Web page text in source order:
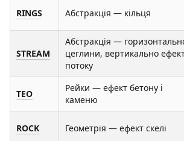
RINGS Абстракція — кільця
STREAM
Абстракція —
цеглини, вертикально
потоку
TEO
Рейки — ефект бетону і
каменю
ROCK Геометрія — ефект скелі